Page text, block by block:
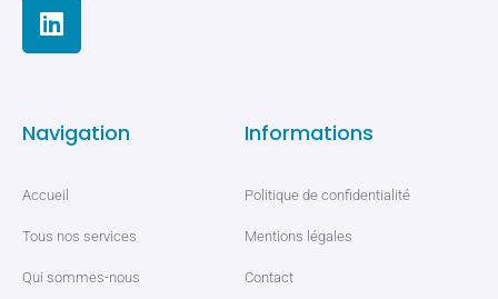
Navigation
Accueil
Tous nos services
Qui sommes-nous
Informations
Politique de confidentialité
Mentions légales
Contact